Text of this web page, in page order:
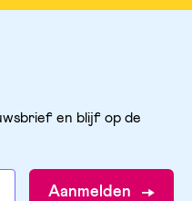
en blijf op de
Aanmelden